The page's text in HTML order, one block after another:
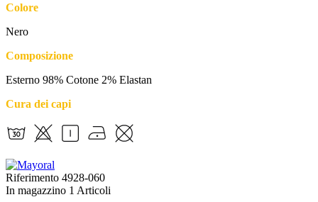
Colore
Nero
Composizione
Esterno 98% Cotone 2% Elastan
Cura dei capi
Riferimento 4928-060
In magazzino 1 Articoli